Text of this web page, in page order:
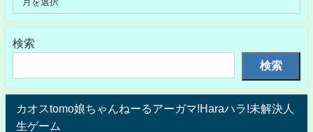
検索
検索
カオスtomo娘ちゃんねーるアーガマ!Haraハラ!未解決人
生ゲーム